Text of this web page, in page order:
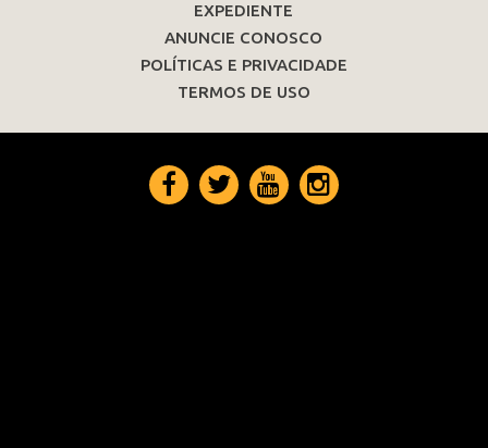
EXPEDIENTE
ANUNCIE CONOSCO
POLÍTICAS E PRIVACIDADE
TERMOS DE USO